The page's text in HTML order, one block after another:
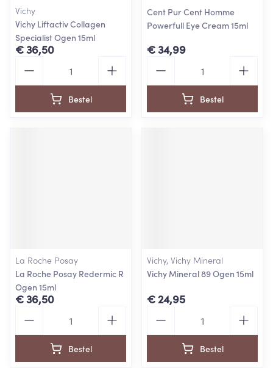
Vichy
Vichy Liftactiv Collagen
Specialist Ogen 15ml
€ 36,50
Bestel
Cent Pur Cent Homme
Powerfull Eye Cream 15ml
€ 34,99
Bestel
La Roche Posay
La Roche Posay Redermic R
Ogen 15ml
€ 36,50
Bestel
Vichy, Vichy Mineral
Vichy Mineral 89 Ogen 15ml
€ 24,95
Bestel